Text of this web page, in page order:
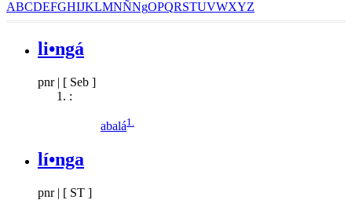
ABCDEFGHIJKLMNÑNgOPQRSTUVWXYZ
li•ngá
pnr | [ Seb ]
:
abalá1.
lí•nga
pnr | [ ST ]